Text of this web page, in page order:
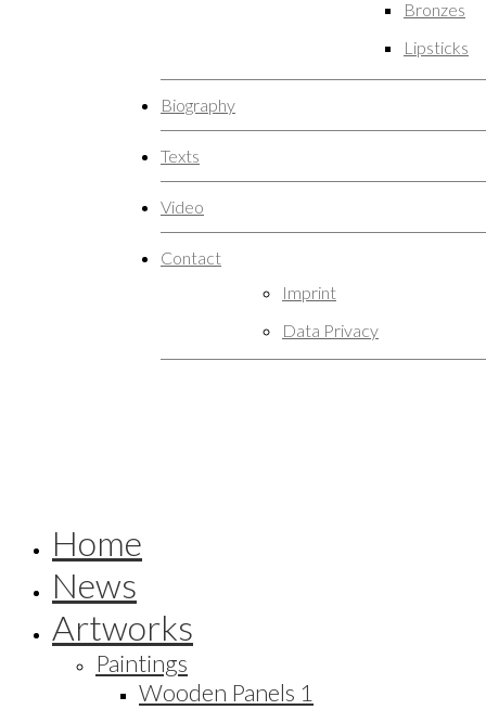
Bronzes
Lipsticks
Biography
Texts
Video
Contact
Imprint
Data Privacy
Home
News
Artworks
Paintings
Wooden Panels 1